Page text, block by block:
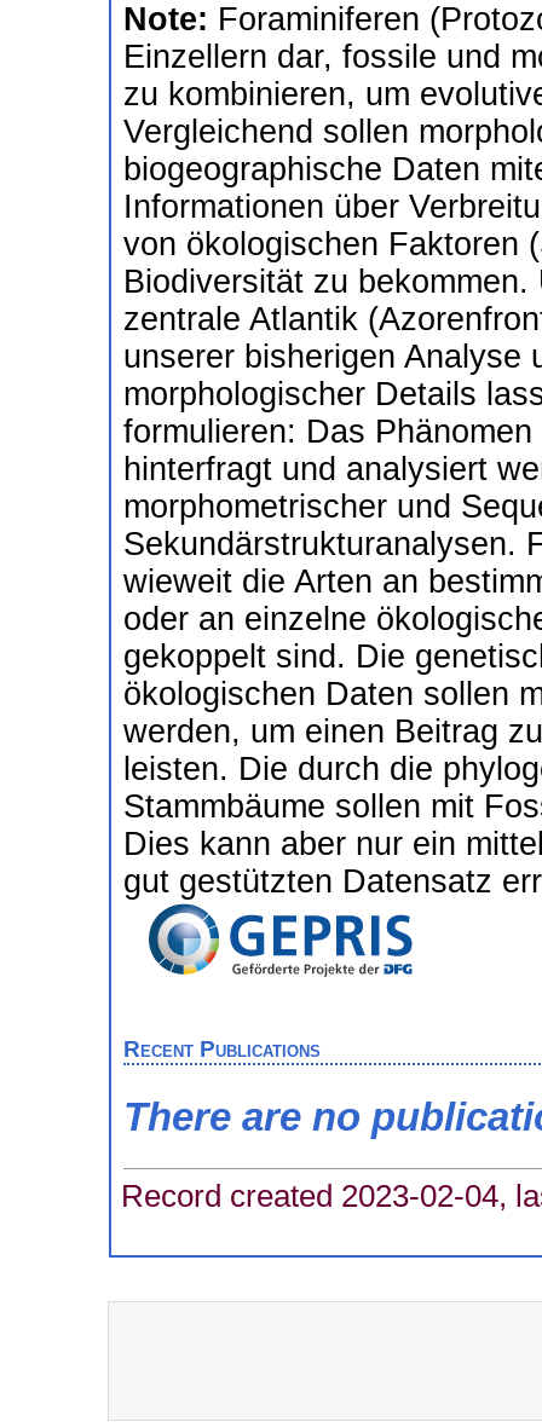
Note: Foraminiferen
Einzellern dar, fossile und
zu kombinieren, um
Vergleichend sollen
biogeographische Daten
Informationen über
von ökologischen Faktoren
Biodiversität zu
zentrale Atlantik
unserer bisherigen Analyse
morphologischer Details
formulieren: Das
hinterfragt und analysiert
morphometrischer und
Sekundärstrukturanalysen.
wieweit die Arten an
oder an einzelne
gekoppelt sind. Die
ökologischen Daten sollen
werden, um einen Beitrag
leisten. Die durch die
Stammbäume sollen mit
Dies kann aber nur ein
gut gestützten Datensatz
Recent Publications
There are no
Record created 2023-02-04,